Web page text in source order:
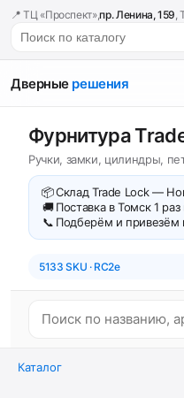
📍 ТЦ «Проспект»,пр. Ленина, 159,
Дверные решения
Фурнитура
Ручки, замки, цилиндры,
📦Склад Trade Lock —
🚚 Поставка в Томск 1
📞 Подберём и привезём
5133 SKU · RC2e
Каталог